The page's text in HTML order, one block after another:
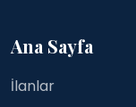
Ana Sayfa
İlanlar